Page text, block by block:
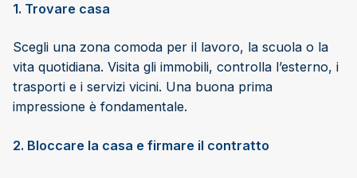
1. Trovare casa
Scegli una zona comoda per il lavoro, la scuola o la
vita quotidiana. Visita gli immobili, controlla l’esterno, i
trasporti e i servizi vicini. Una buona prima
impressione è fondamentale.
2. Bloccare la casa e firmare il contratto